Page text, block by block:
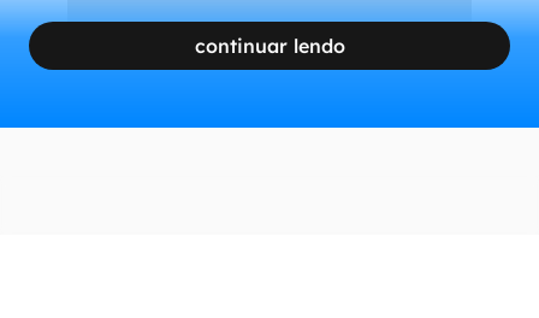
continuar lendo